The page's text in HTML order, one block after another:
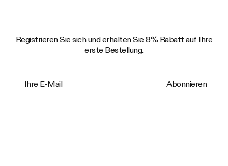
Registrieren Sie sich und erhalten Sie 8% Rabatt auf Ihre
erste Bestellung.
Abonnieren